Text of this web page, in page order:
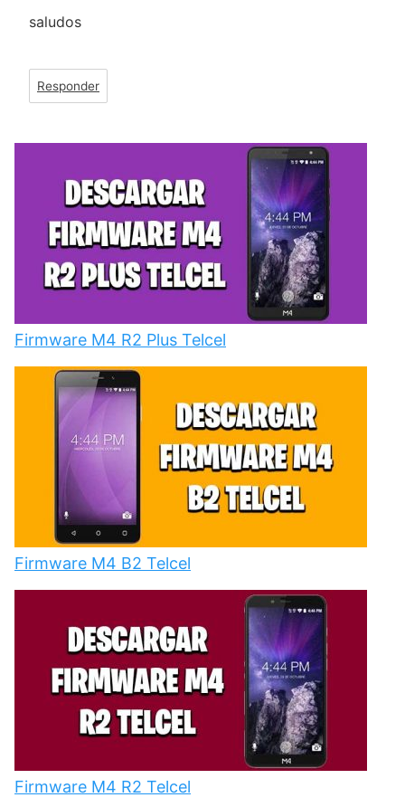
saludos
Responder
Firmware M4 R2 Plus Telcel
Firmware M4 B2 Telcel
Firmware M4 R2 Telcel